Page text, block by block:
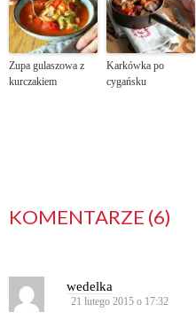
Zupa gulaszowa z
kurczakiem
Karkówka po
cygańsku
KOMENTARZE (6)
wedelka
21 lutego 2015 o 17:32